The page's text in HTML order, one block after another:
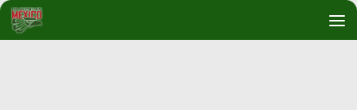
Debajo del contenido